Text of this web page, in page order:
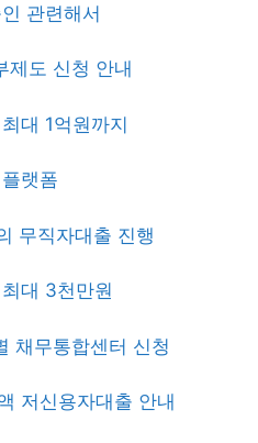
관련해서
제도 신청 안내
대 1억원까지
랫폼
무직자대출 진행
대 3천만원
채무통합센터 신청
저신용자대출 안내